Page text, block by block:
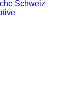
Schweiz